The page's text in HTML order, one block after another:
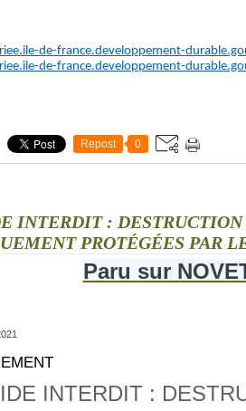
de-france.developpement-
de-france.developpement-
Repost 0
INTERDIT : DESTRUCTION
PROTÉGÉES PAR
Paru sur
INTERDIT :